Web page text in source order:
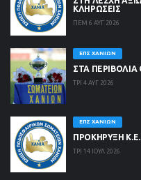
ΚΛΗΡΏΣΕΙΣ
ΠΕΜ 6 ΑΥΓ 2026
ΕΠΣ ΧΑΝΊΩΝ
ΣΤΑ
ΤΡΙ 4 ΑΥΓ 2026
ΕΠΣ ΧΑΝΊΩΝ
ΠΡΟΚΗΡΥΞΗ
ΤΡΙ 14 ΙΟΥΛ 2026